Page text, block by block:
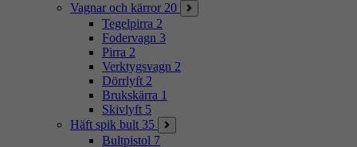
Vagnar och kärror 20
Tegelpirra 2
Fodervagn 3
Pirra 2
Verktygsvagn 2
Dörrlyft 2
Brukskärra 1
Skivlyft 5
Häft spik bult 35
Bultpistol 7